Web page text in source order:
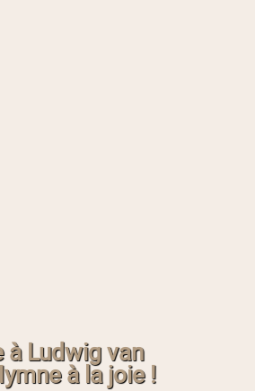
à Ludwig van
à la joie !